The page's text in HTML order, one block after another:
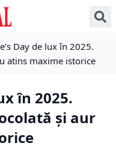
Day de lux în 2025.
atins maxime istorice
în 2025.
și aur